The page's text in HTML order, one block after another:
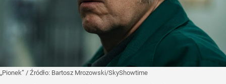
„Pionek” / Źródło: Bartosz Mrozowski/SkyShowtime